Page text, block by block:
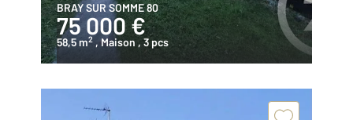
BRAY SUR SOMME 80
75 000 €
58,5 m2 , Maison , 3 pcs